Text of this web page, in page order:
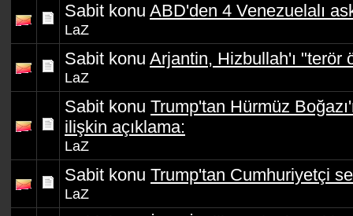
Sabit konu ABD'den 4 Venezuelalı
LaZ
Sabit konu Arjantin, Hizbullah'ı "terör
LaZ
Sabit konu Trump'tan Hürmüz
ilişkin açıklama:
LaZ
Sabit konu Trump'tan Cumhuriyetçi
LaZ